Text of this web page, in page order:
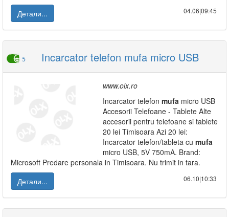
Детали...
04.06|09:45
5 Incarcator telefon mufa micro USB
www.olx.ro
Incarcator telefon mufa micro USB
Accesorii Telefoane - Tablete Alte
accesorii pentru telefoane si tablete
20 lei Timisoara Azi 20 lei:
Incarcator telefon/tableta cu mufa
micro USB, 5V 750mA. Brand:
Microsoft Predare personala in Timisoara. Nu trimit in tara.
Детали...
06.10|10:33